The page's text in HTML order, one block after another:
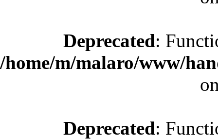
Deprecated:
/home/m/malaro/www/
Deprecated: